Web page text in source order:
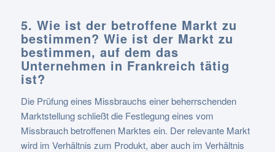
5. Wie ist der betroffene Markt zu
bestimmen? Wie ist der Markt zu
bestimmen, auf dem das
Unternehmen in Frankreich tätig
ist?
Die Prüfung eines Missbrauchs einer beherrschenden
Marktstellung schließt die Festlegung eines vom
Missbrauch betroffenen Marktes ein. Der relevante Markt
wird im Verhältnis zum Produkt, aber auch im Verhältnis